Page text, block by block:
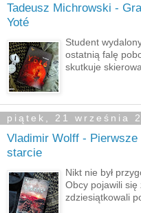
Tadeusz Michrowski -
Yoté
Student
ostatnią falę
skutkuje
piątek, 21 września
Vladimir Wolff - Pierwsze
starcie
Nikt nie był
Obcy pojawili się
zdziesiątkowali